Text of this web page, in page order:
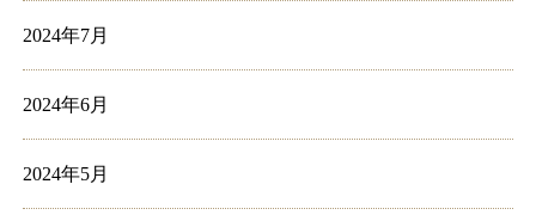
2024年7月
2024年6月
2024年5月